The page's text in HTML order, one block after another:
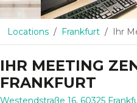
Locations Frankfurt Ihr
IHR MEETING
FRANKFURT
Westendstraße 16, 60325